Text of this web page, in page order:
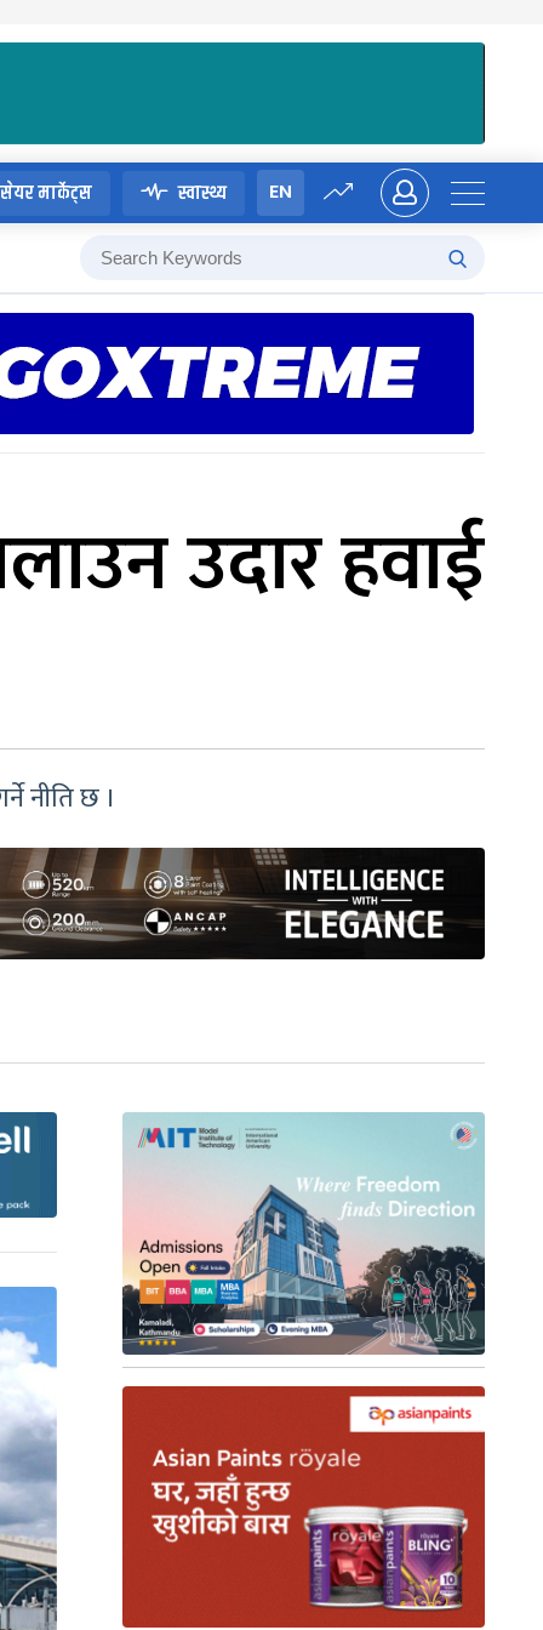
सेयर मार्केट्स स्वास्थ्य EN
उदार हवाई
नीति छ ।